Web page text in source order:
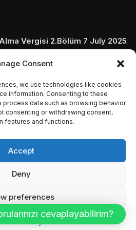
Consent
we use technologies like cookies
information. Consenting to these
data such as browsing behavior
consenting or withdrawing consent,
features and functions.
Accept
Deny
preferences
Vergisi 2.Bölüm 7 July 2025
InvestGreece. All Rights
cevaplayabilirim?